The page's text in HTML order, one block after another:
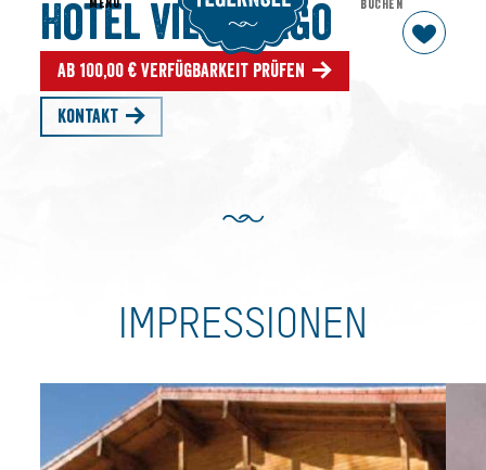
Hotel Villa Lago
Ab 100,00 € Verfügbarkeit prüfen
Kontakt
IMPRESSIONEN
MENU BUCHEN